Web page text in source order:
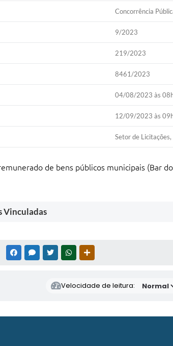
Concorrência
9/2023
219/2023
8461/2023
04/08/2023 às
12/09/2023 às
Setor de
de bens públicos municipais (Bar
Vinculadas
E
R
FACEBOOKMESSENGER
TWITTERWHATSAPP
Velocidade de leitura: